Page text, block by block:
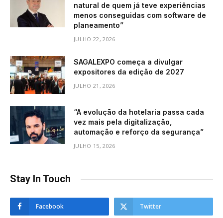
natural de quem já teve experiências
menos conseguidas com software de
planeamento”
JULHO 22, 2026
SAGALEXPO começa a divulgar
expositores da edição de 2027
JULHO 21, 2026
“A evolução da hotelaria passa cada
vez mais pela digitalização,
automação e reforço da segurança”
JULHO 15, 2026
Stay In Touch
Facebook Twitter